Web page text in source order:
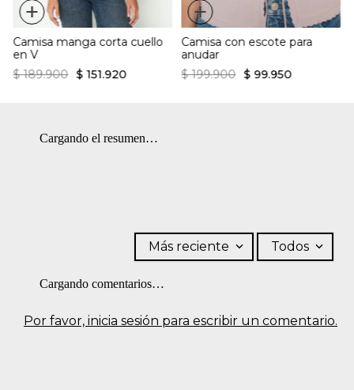
OTROS: No remojar.
+
Camisa manga corta cuello
en V
$ 189.900 $ 151.920
+
Camisa con escote para
anudar
$ 199.900 $ 99.950
Cargando el resumen…
Por favor, inicia sesión para escribir un comentario.
Más reciente Todos
Cargando comentarios…